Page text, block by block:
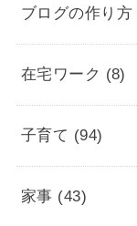
ブログの作り方
在宅ワーク (8)
子育て (94)
家事 (43)